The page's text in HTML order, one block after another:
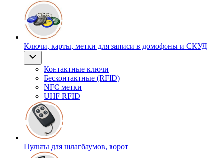
Ключи, карты, метки для записи в домофоны и СКУД
Контактные ключи
Бесконтактные (RFID)
NFC метки
UHF RFID
Пульты для шлагбаумов, ворот